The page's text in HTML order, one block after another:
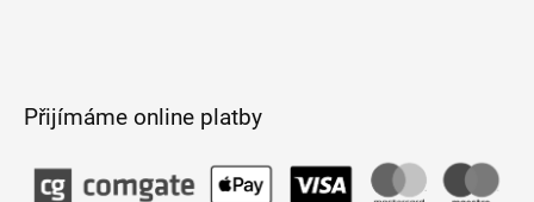
Přijímáme online platby